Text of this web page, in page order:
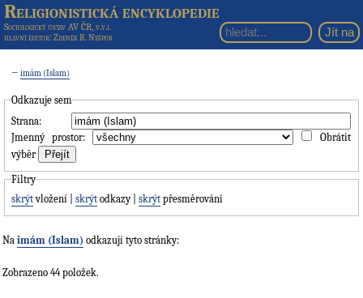
Religionistická encyklopedie
Sociologický ústav AV ČR, v.v.i.
hlavní editor: Zdeněk R. Nešpor
←imám (Islam)
Odkazuje sem
Strana:
Jmenný prostor:
Obrátit
výběr
Filtry
skrýtvložení |skrýt odkazy |skrýt přesměrování
Na imám (Islam) odkazují tyto stránky:
Zobrazeno 44 položek.